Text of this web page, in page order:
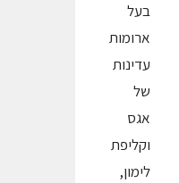
בעל
ארומות
עדינות
של
אגס
וקליפת
לימון,